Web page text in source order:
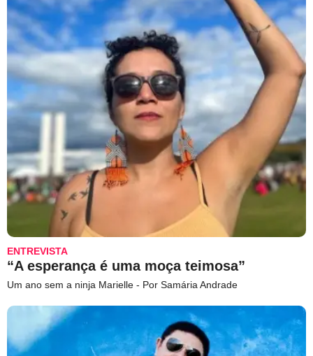
ENTREVISTA
“A esperança é uma moça teimosa”
Um ano sem a ninja Marielle - Por Samária Andrade